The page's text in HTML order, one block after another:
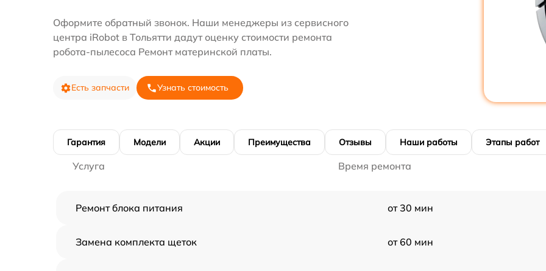
Оформите обратный звонок. Наши менеджеры из сервисного
центра iRobot в Тольятти дадут оценку стоимости ремонта
робота-пылесоса Ремонт материнской платы.
Есть запчасти Узнать стоимость
Гарантия Модели Акции Преимущества Отзывы Наши работы Этапы работ
Услуга Время ремонта
Ремонт блока питания от 30 мин
Замена комплекта щеток от 60 мин